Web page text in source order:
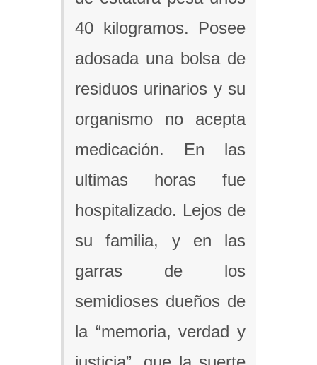
40 kilogramos. Posee
adosada una bolsa de
residuos urinarios y su
organismo no acepta
medicación. En las
ultimas horas fue
hospitalizado. Lejos de
su familia, y en las
garras de los
semidioses dueños de
la “memoria, verdad y